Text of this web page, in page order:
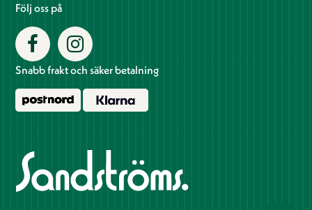
Följ oss på
Snabb frakt och säker betalning